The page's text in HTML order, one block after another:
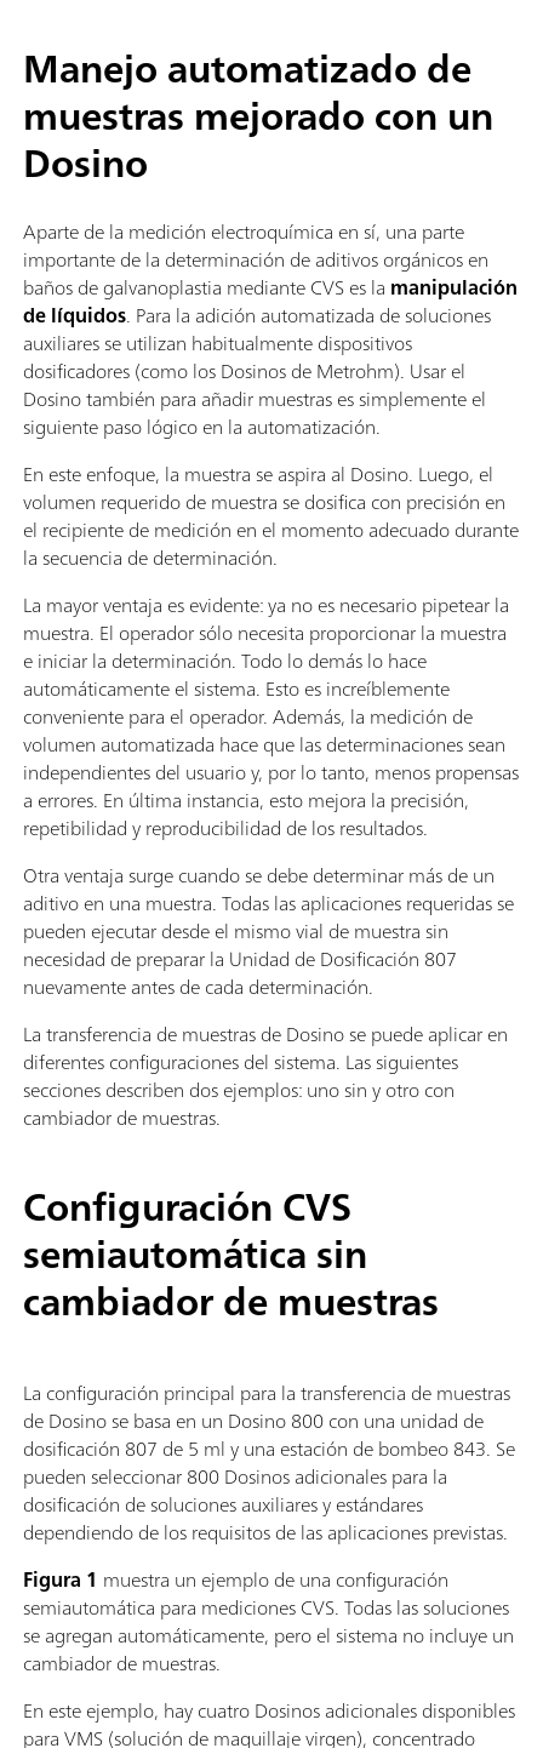
Manejo automatizado de
muestras mejorado con un
Dosino
Aparte de la medición electroquímica en sí, una parte
importante de la determinación de aditivos orgánicos en
baños de galvanoplastia mediante CVS es la manipulación
de líquidos. Para la adición automatizada de soluciones
auxiliares se utilizan habitualmente dispositivos
dosificadores (como los Dosinos de Metrohm). Usar el
Dosino también para añadir muestras es simplemente el
siguiente paso lógico en la automatización.
En este enfoque, la muestra se aspira al Dosino. Luego, el
volumen requerido de muestra se dosifica con precisión en
el recipiente de medición en el momento adecuado durante
la secuencia de determinación.
La mayor ventaja es evidente: ya no es necesario pipetear la
muestra. El operador sólo necesita proporcionar la muestra
e iniciar la determinación. Todo lo demás lo hace
automáticamente el sistema. Esto es increíblemente
conveniente para el operador. Además, la medición de
volumen automatizada hace que las determinaciones sean
independientes del usuario y, por lo tanto, menos propensas
a errores. En última instancia, esto mejora la precisión,
repetibilidad y reproducibilidad de los resultados.
Otra ventaja surge cuando se debe determinar más de un
aditivo en una muestra. Todas las aplicaciones requeridas se
pueden ejecutar desde el mismo vial de muestra sin
necesidad de preparar la Unidad de Dosificación 807
nuevamente antes de cada determinación.
La transferencia de muestras de Dosino se puede aplicar en
diferentes configuraciones del sistema. Las siguientes
secciones describen dos ejemplos: uno sin y otro con
cambiador de muestras.
Configuración CVS
semiautomática sin
cambiador de muestras
La configuración principal para la transferencia de muestras
de Dosino se basa en un Dosino 800 con una unidad de
dosificación 807 de 5 ml y una estación de bombeo 843. Se
pueden seleccionar 800 Dosinos adicionales para la
dosificación de soluciones auxiliares y estándares
dependiendo de los requisitos de las aplicaciones previstas.
Figura 1 muestra un ejemplo de una configuración
semiautomática para mediciones CVS. Todas las soluciones
se agregan automáticamente, pero el sistema no incluye un
cambiador de muestras.
En este ejemplo, hay cuatro Dosinos adicionales disponibles
para VMS (solución de maquillaje virgen), concentrado